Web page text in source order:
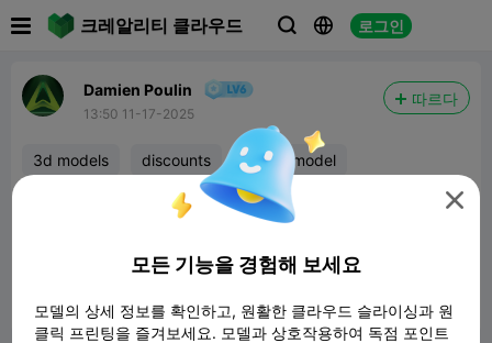
크레알리티 클라우드   로그인
Damien Poulin
13:50 11-17-2025
따르다
3d models discounts free3dmodel
Today and until november 30 all my paid models
PS... I have also some good free models.
 보고서 2 

모든 기능을 경험해 보세요
모델의 상세 정보를 확인하고, 원활한 클라우드 슬라이싱과 원
클릭 프린팅을 즐겨보세요. 모델과 상호작용하여 독점 포인트